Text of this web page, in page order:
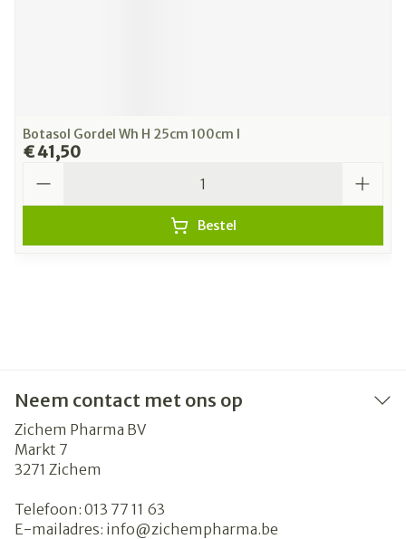
Botasol Gordel Wh H 25cm 100cm l
€ 41,50
Bestel
Neem contact met ons op
Zichem Pharma BV
Markt 7
3271 Zichem
Telefoon: 013 77 11 63
E-mailadres: info@zichempharma.be